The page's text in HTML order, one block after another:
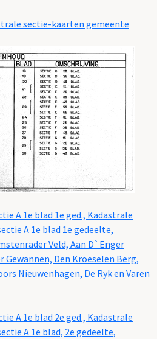
sectie-kaarten gemeente
A 1e blad 1e ged., Kadastrale
A 1e blad 1e gedeelte,
Veld, Aan D`Enger
Gewannen, Den Kroeselen Berg,
Nieuwenhagen, De Ryk en Varen
A 1e blad 2e ged., Kadastrale
A 1e blad, 2e gedeelte,